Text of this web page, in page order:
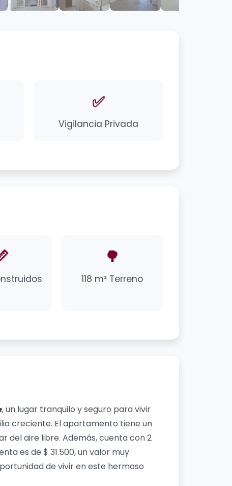
✅
Vigilancia Privada
🌳
118 m² Terreno
un lugar tranquilo y seguro para vivir
creciente. El apartamento tiene un
del aire libre. Además, cuenta con 2
es de $ 31.500, un valor muy
de vivir en este hermoso